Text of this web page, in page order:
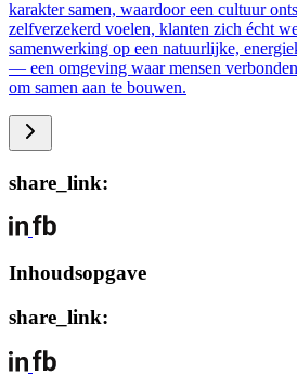
karakter samen, waardoor een cultuur
zelfverzekerd voelen, klanten zich écht
samenwerking op een natuurlijke,
— een omgeving waar mensen
om samen aan te bouwen.
share_link:
Inhoudsopgave
share_link: